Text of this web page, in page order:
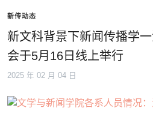
新传动态
新文科背景下新闻传播学
会于5月16日线上举行
2025 年 02 月 04 日